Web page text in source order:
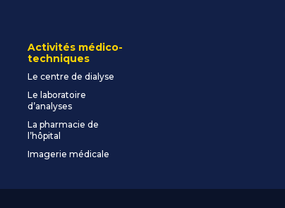
Activités médico-
techniques
Le centre de dialyse
Le laboratoire
d’analyses
La pharmacie de
l’hôpital
Imagerie médicale